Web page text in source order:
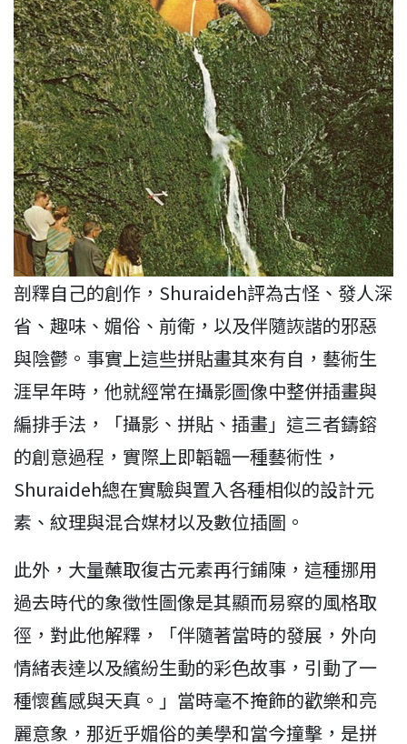
剖釋自己的創作，Shuraideh評為古怪、發人深
省、趣味、媚俗、前衛，以及伴隨詼諧的邪惡
與陰鬱。事實上這些拼貼畫其來有自，藝術生
涯早年時，他就經常在攝影圖像中整併插畫與
編排手法，「攝影、拼貼、插畫」這三者鑄鎔
的創意過程，實際上即韜韞一種藝術性，
Shuraideh總在實驗與置入各種相似的設計元
素、紋理與混合媒材以及數位插圖。
此外，大量蘸取復古元素再行鋪陳，這種挪用
過去時代的象徵性圖像是其顯而易察的風格取
徑，對此他解釋，「伴隨著當時的發展，外向
情緒表達以及繽紛生動的彩色故事，引動了一
種懷舊感與天真。」當時毫不掩飾的歡樂和亮
麗意象，那近乎媚俗的美學和當今撞擊，是拼